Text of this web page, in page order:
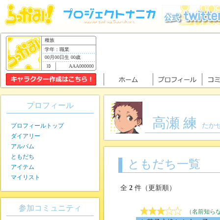
種族
学年：職業
00月00日生 00歳
AAA000000
高瀬 練 たか
ともだち一覧
全 2 件（更新順）
（名前知ら
プロフィール
プロフィールトップ
ダイアリー
アルバム
ともだち
アイテム
マイリスト
参加コミュニティ